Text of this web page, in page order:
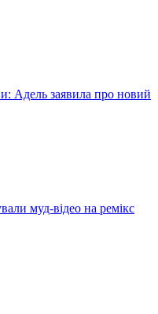
Адель заявила про новий
муд-відео на ремікс